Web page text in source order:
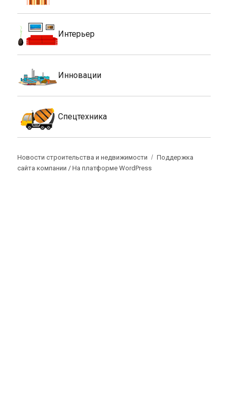
Интерьер
Инновации
Спецтехника
Новости строительства и недвижимости
Поддержка
сайта компании /На платформе WordPress